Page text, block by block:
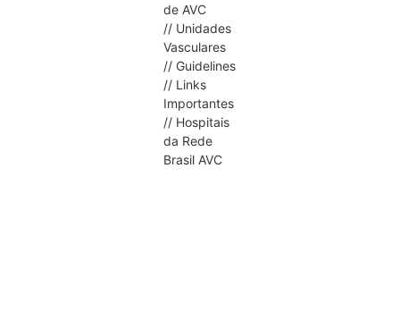
de AVC
// Unidades
Vasculares
// Guidelines
// Links
Importantes
// Hospitais
da Rede
Brasil AVC